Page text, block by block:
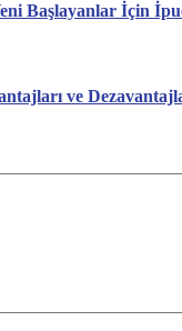
Başlayanlar İçin
ve